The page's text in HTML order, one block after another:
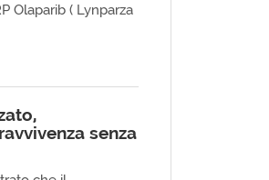
Olaparib ( Lynparza
senza